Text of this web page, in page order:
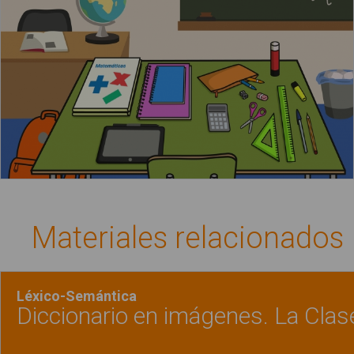
Materiales relacionados
Léxico-Semántica
Diccionario en imágenes. La